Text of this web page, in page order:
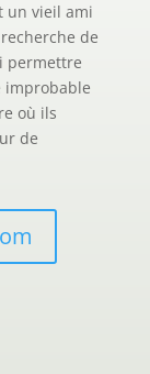
un vieil ami
de
permettre
improbable
où ils
de